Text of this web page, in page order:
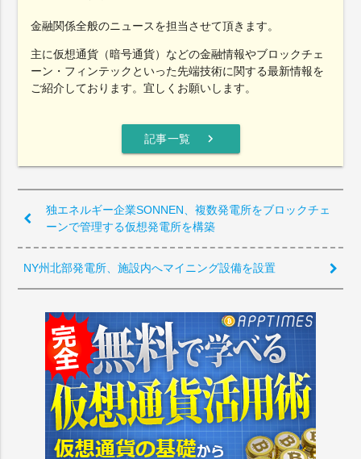
金融関係全般のニュースを担当させて頂きます。
主に仮想通貨（暗号通貨）などの金融情報やブロックチェ
ーン・フィンテックといった先端技術に関する最新情報を
ご紹介しております。宜しくお願いします。
記事一覧 chevron_right
独エネルギー企業SONNEN、複数発電所をブロックチェ
ーンで管理する仮想発電所を構築
NY州北部発電所、施設内へマイニング設備を設置